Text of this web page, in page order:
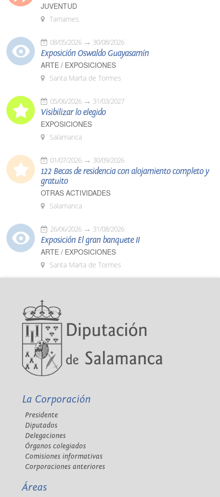
JUVENTUD
Tamames
08/05/2026 30/08/2026
Exposición Oswaldo Guayasamín
ARTE / EXPOSICIONES
Santa Marta de Tormes
05/06/2026 31/03/2027
Visibilizar lo elegido
EXPOSICIONES
Salamanca
01/07/2026 30/09/2026
122 Becas de residencia con alojamiento completo y
gratuito
OTRAS ACTIVIDADES
Salamanca
26/06/2026 31/08/2026
Exposición El gran banquete II
ARTE / EXPOSICIONES
Santa Marta de Tormes
La Corporación
Presidente
Diputados
Delegaciones
Órganos colegiados
Comisiones informativas
Corporaciones anteriores
Áreas